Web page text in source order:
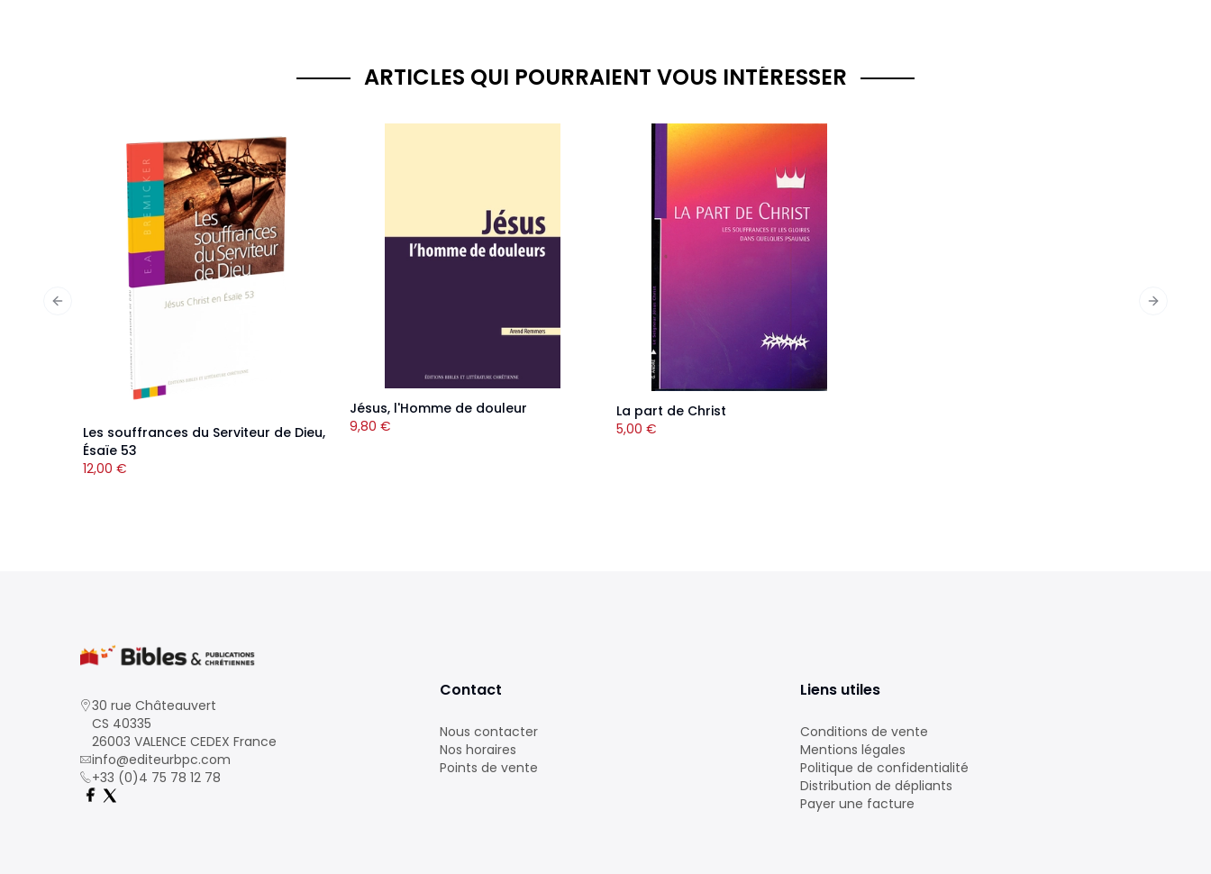
ARTICLES QUI POURRAIENT VOUS INTÉRESSER
Les souffrances du Serviteur de Dieu,
Ésaïe 53
12,00 €
Jésus, l'Homme de douleur
9,80 €
La part de Christ
5,00 €
Previous slide Next
30 rue Châteauvert
CS 40335
26003 VALENCE CEDEX France
info@editeurbpc.com
+33 (0)4 75 78 12 78
Contact
Nous contacter
Nos horaires
Points de vente
Liens utiles
Conditions de vente
Mentions légales
Politique de confidentialité
Distribution de dépliants
Payer une facture